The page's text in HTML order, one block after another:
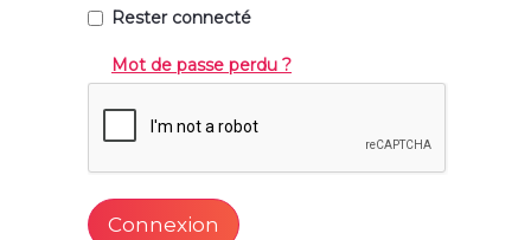
Rester connecté
Mot de passe perdu ?
Connexion